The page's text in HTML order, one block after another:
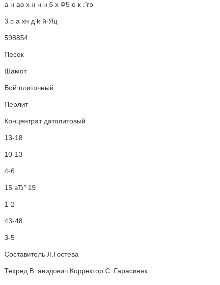
а н ао х н н н 6 х Ф5 о к ."го
3.с а хн д k й-Яц
598854
Песок
Шамот
Бой плиточный
Перлит
Концентрат датолитовый
13-18
10-13
4-6
15 вЂ” 19
1-2
43-48
3-5
Составитель Л.Гостева
Техред В. авидович Корректор С. Гарасиняк